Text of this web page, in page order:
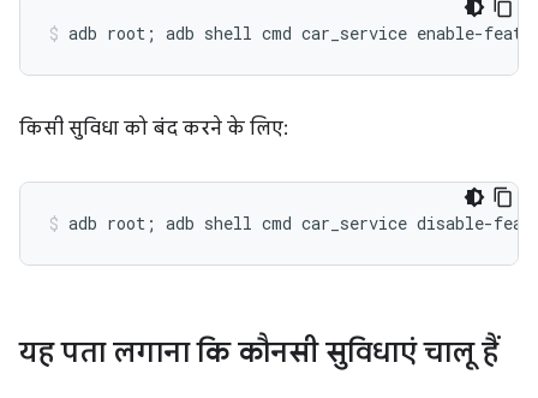
किसी सुविधा को बंद करने के लिए:
यह पता लगाना कि कौनसी सुविधाएं चालू हैं